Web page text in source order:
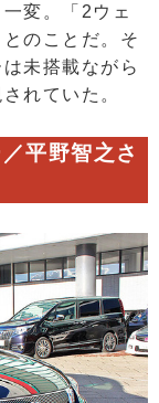
変。「2ウェ
のことだ。そ
未搭載ながら
れていた。
平野智之さ